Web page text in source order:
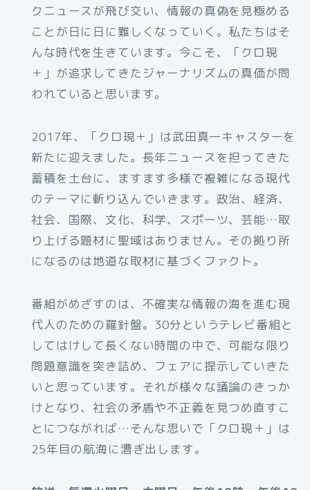
クニュースが飛び交い、情報の真偽を見極める
ことが日に日に難しくなっていく。私たちはそ
んな時代を生きています。今こそ、「クロ現
＋」が追求してきたジャーナリズムの真価が問
われていると思います。
2017年、「クロ現＋」は武田真一キャスターを
新たに迎えました。長年ニュースを担ってきた
蓄積を土台に、ますます多様で複雑になる現代
のテーマに斬り込んでいきます。政治、経済、
社会、国際、文化、科学、スポーツ、芸能…取
り上げる題材に聖域はありません。その拠り所
になるのは地道な取材に基づくファクト。
番組がめざすのは、不確実な情報の海を進む現
代人のための羅針盤。30分というテレビ番組と
してはけして長くない時間の中で、可能な限り
問題意識を突き詰め、フェアに提示していきた
いと思っています。それが様々な議論のきっか
けとなり、社会の矛盾や不正義を見つめ直すこ
とにつながれば…そんな思いで「クロ現＋」は
25年目の航海に漕ぎ出します。